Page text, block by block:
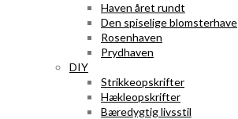
Haven året rundt
Den spiselige blomsterhave
Rosenhaven
Prydhaven
DIY
Strikkeopskrifter
Hækleopskrifter
Bæredygtig livsstil